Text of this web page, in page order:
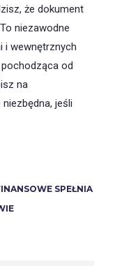
że dokument
niezawodne
i wewnętrznych
od
na
jeśli
SPEŁNIA